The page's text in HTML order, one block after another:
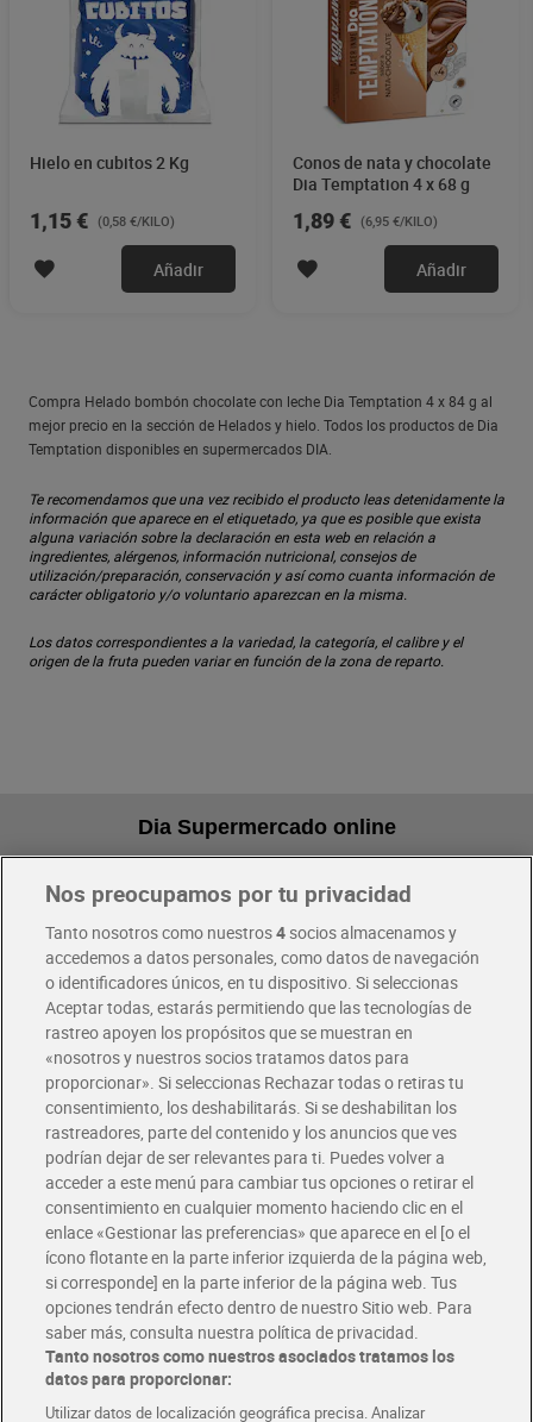
Hielo en cubitos 2 Kg
1,15 € (0,58 €/KILO)
Añadir
Conos de nata y chocolate
Dia Temptation 4 x 68 g
1,89 € (6,95 €/KILO)
Añadir
Compra Helado bombón chocolate con leche Dia Temptation 4 x 84 g al
mejor precio en la sección de Helados y hielo. Todos los productos de Dia
Temptation disponibles en supermercados DIA.
Te recomendamos que una vez recibido el producto leas detenidamente la
información que aparece en el etiquetado, ya que es posible que exista
alguna variación sobre la declaración en esta web en relación a
ingredientes, alérgenos, información nutricional, consejos de
utilización/preparación, conservación y así como cuanta información de
carácter obligatorio y/o voluntario aparezcan en la misma.
Los datos correspondientes a la variedad, la categoría, el calibre y el
origen de la fruta pueden variar en función de la zona de reparto.
Dia Supermercado online
Pide hoy, recibe hoy
Envío gratis por compras superiores a 100€
Envío estandar por 4,99€
Glovo y Uber Eats
Solicita tu factura de Glovo o Uber Eats
Únete al CLUB Dia
Disfruta las ventajas y ofertas exclusivas.
Descárgate la APP Dia
Folletos y Tiendas
Descubre las mejores ofertas y busca tu tienda más cercana
Tarjeta MaX Dia
Te devuelve hasta 8€/mes de tus compras.
¡Solicita tu tarjeta de crédito aquí!
Nos preocupamos por tu privacidad
Tanto nosotros como nuestros4socios almacenamos y
accedemos a datos personales, como datos de navegación
o identificadores únicos, en tu dispositivo. Si seleccionas
Aceptar todas, estarás permitiendo que las tecnologías de
rastreo apoyen los propósitos que se muestran en
«nosotros y nuestros socios tratamos datos para
proporcionar». Si seleccionas Rechazar todas o retiras tu
consentimiento, los deshabilitarás. Si se deshabilitan los
rastreadores, parte del contenido y los anuncios que ves
podrían dejar de ser relevantes para ti. Puedes volver a
acceder a este menú para cambiar tus opciones o retirar el
consentimiento en cualquier momento haciendo clic en el
enlace «Gestionar las preferencias» que aparece en el [o el
ícono flotante en la parte inferior izquierda de la página web,
si corresponde] en la parte inferior de la página web. Tus
opciones tendrán efecto dentro de nuestro Sitio web. Para
saber más, consulta nuestra política de privacidad.
Tanto nosotros como nuestros asociados tratamos los
datos para proporcionar:
Utilizar datos de localización geográfica precisa. Analizar